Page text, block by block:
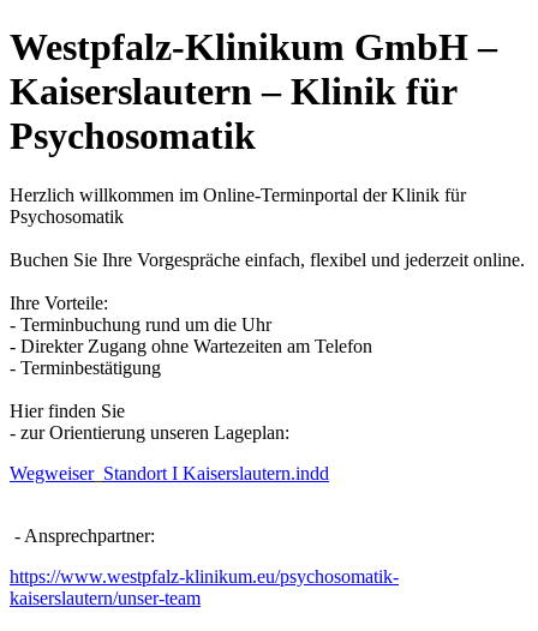
Westpfalz-Klinikum GmbH –
Kaiserslautern – Klinik für
Psychosomatik
Herzlich willkommen im Online-Terminportal der Klinik für
Psychosomatik
Buchen Sie Ihre Vorgespräche einfach, flexibel und jederzeit online.
Ihre Vorteile:
- Terminbuchung rund um die Uhr
- Direkter Zugang ohne Wartezeiten am Telefon
- Terminbestätigung
Hier finden Sie
- zur Orientierung unseren Lageplan:
Wegweiser_ Standort I Kaiserslautern.indd
- Ansprechpartner:
https://www.westpfalz-klinikum.eu/psychosomatik-
kaiserslautern/unser-team